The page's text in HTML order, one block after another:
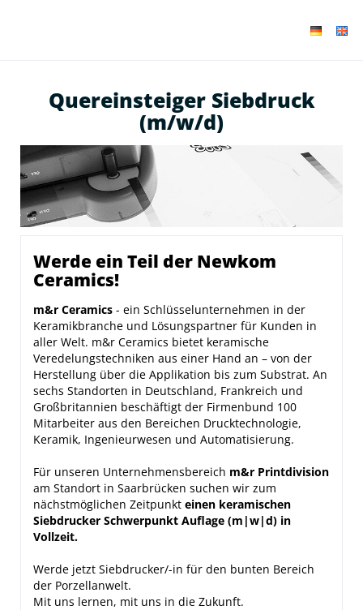
Quereinsteiger Siebdruck
(m/w/d)
Werde ein Teil der Newkom
Ceramics!
m&r Ceramics - ein Schlüsselunternehmen in der
Keramikbranche und Lösungspartner für Kunden in
aller Welt. m&r Ceramics bietet keramische
Veredelungstechniken aus einer Hand an – von der
Herstellung über die Applikation bis zum Substrat. An
sechs Standorten in Deutschland, Frankreich und
Großbritannien beschäftigt der Firmenbund 100
Mitarbeiter aus den Bereichen Drucktechnologie,
Keramik, Ingenieurwesen und Automatisierung.
Für unseren Unternehmensbereich m&r Printdivision
am Standort in Saarbrücken suchen wir zum
nächstmöglichen Zeitpunkt einen keramischen
Siebdrucker Schwerpunkt Auflage (m|w|d) in
Vollzeit.
Werde jetzt Siebdrucker/-in für den bunten Bereich
der Porzellanwelt.
Mit uns lernen, mit uns in die Zukunft.